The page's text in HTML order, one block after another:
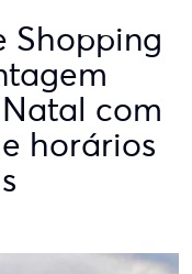
Shopping
com
horários